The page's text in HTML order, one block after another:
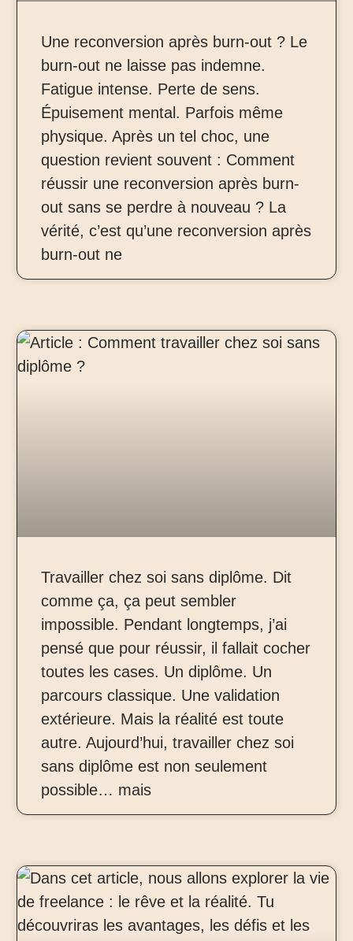
Une reconversion après burn-out ? Le
burn-out ne laisse pas indemne.
Fatigue intense. Perte de sens.
Épuisement mental. Parfois même
physique. Après un tel choc, une
question revient souvent : Comment
réussir une reconversion après burn-
out sans se perdre à nouveau ? La
vérité, c’est qu’une reconversion après
burn-out ne
Travailler chez soi sans diplôme. Dit
comme ça, ça peut sembler
impossible. Pendant longtemps, j’ai
pensé que pour réussir, il fallait cocher
toutes les cases. Un diplôme. Un
parcours classique. Une validation
extérieure. Mais la réalité est toute
autre. Aujourd’hui, travailler chez soi
sans diplôme est non seulement
possible… mais